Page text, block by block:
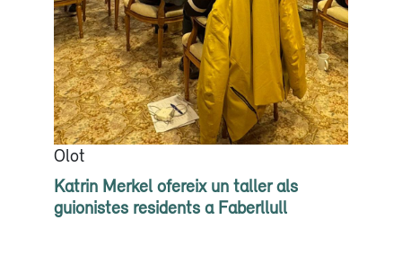
Olot
Katrin Merkel ofereix un taller als
guionistes residents a Faberllull